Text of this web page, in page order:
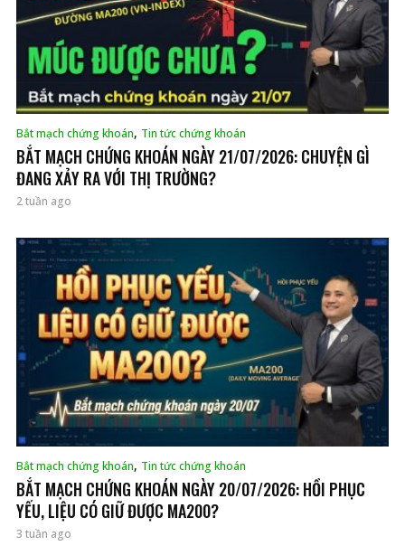
Bắt mạch chứng khoán, Tin tức chứng khoán
BẮT MẠCH CHỨNG KHOÁN NGÀY 21/07/2026: CHUYỆN GÌ
ĐANG XẢY RA VỚI THỊ TRƯỜNG?
2 tuần ago
Bắt mạch chứng khoán, Tin tức chứng khoán
BẮT MẠCH CHỨNG KHOÁN NGÀY 20/07/2026: HỒI PHỤC
YẾU, LIỆU CÓ GIỮ ĐƯỢC MA200?
3 tuần ago